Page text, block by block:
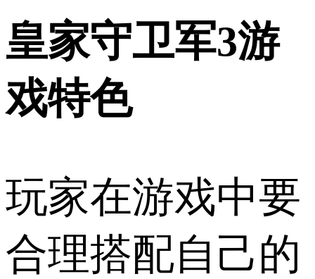
皇家守卫军3游
戏特色
玩家在游戏中要
合理搭配自己的